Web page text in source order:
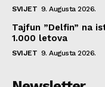
SVIJET 9. Augusta 2026.
Tajfun ”Delfin” na
1.000 letova
SVIJET 9. Augusta 2026.